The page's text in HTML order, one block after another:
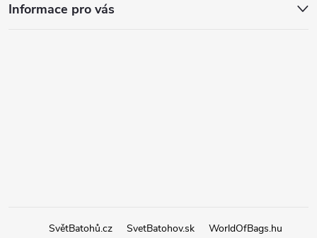
Informace pro vás
SvětBatohů.cz SvetBatohov.sk WorldOfBags.hu